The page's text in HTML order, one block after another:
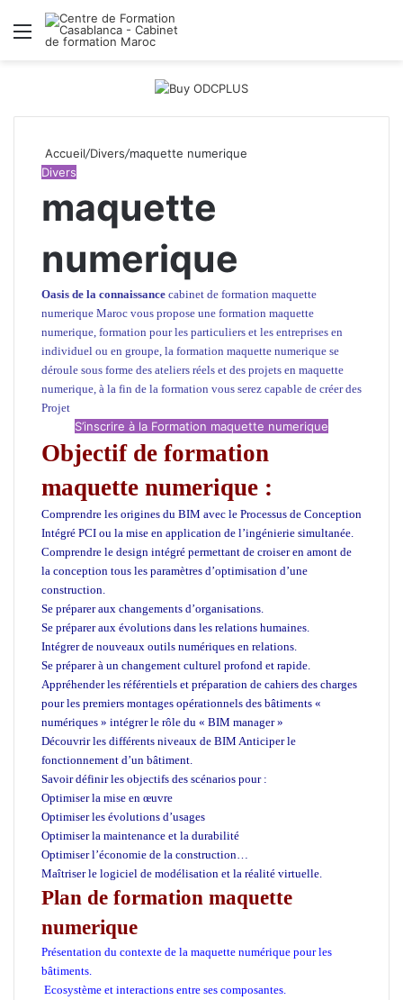
Menu
Accueil/Divers/maquette numerique
Divers
maquette
numerique
Oasis de la connaissance cabinet de formation maquette
numerique Maroc vous propose une formation maquette
numerique, formation pour les particuliers et les entreprises en
individuel ou en groupe, la formation maquette numerique se
déroule sous forme des ateliers réels et des projets en maquette
numerique, à la fin de la formation vous serez capable de créer des
Projet
S’inscrire à la Formation maquette numerique
Objectif de formation
maquette numerique :
Comprendre les origines du BIM avec le Processus de Conception
Intégré PCI ou la mise en application de l’ingénierie simultanée.
Comprendre le design intégré permettant de croiser en amont de
la conception tous les paramètres d’optimisation d’une
construction.
Se préparer aux changements d’organisations.
Se préparer aux évolutions dans les relations humaines.
Intégrer de nouveaux outils numériques en relations.
Se préparer à un changement culturel profond et rapide.
Appréhender les référentiels et préparation de cahiers des charges
pour les premiers montages opérationnels des bâtiments «
numériques » intégrer le rôle du « BIM manager »
Découvrir les différents niveaux de BIM Anticiper le
fonctionnement d’un bâtiment.
Savoir définir les objectifs des scénarios pour :
Optimiser la mise en œuvre
Optimiser les évolutions d’usages
Optimiser la maintenance et la durabilité
Optimiser l’économie de la construction…
Maîtriser le logiciel de modélisation et la réalité virtuelle.
Plan de formation maquette
numerique
Présentation du contexte de la maquette numérique pour les
bâtiments.
Ecosystème et interactions entre ses composantes.